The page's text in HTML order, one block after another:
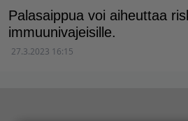
Palasaippua voi aiheuttaa
immuunivajeisille.
27.3.2023 16:15